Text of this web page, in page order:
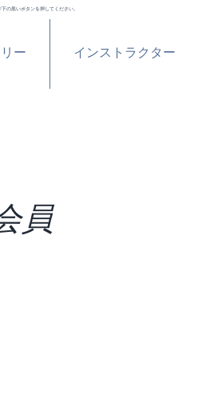
の黒いボタンを押してください。
ー インストラクター
員